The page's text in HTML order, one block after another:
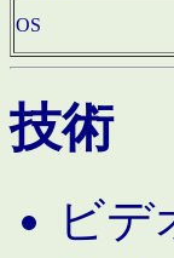
OS
技術
ビデ